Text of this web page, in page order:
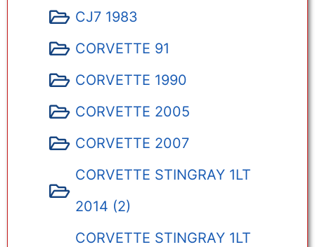
CJ7 1983
CORVETTE 91
CORVETTE 1990
CORVETTE 2005
CORVETTE 2007
CORVETTE STINGRAY 1LT
2014 (2)
CORVETTE STINGRAY 1LT